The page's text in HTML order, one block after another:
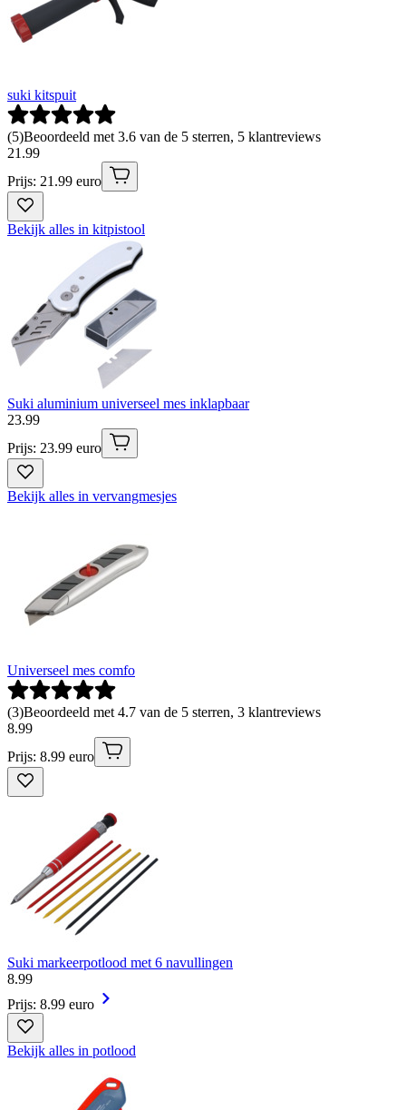
suki kitspuit
(5)Beoordeeld met 3.6 van de 5 sterren, 5 klantreviews
21 .99
Prijs: 21.99 euro
Bekijk alles in kitpistool
Suki aluminium universeel mes inklapbaar
23.99
Prijs: 23.99 euro
Bekijk alles in vervangmesjes
Universeel mes comfo
(3)Beoordeeld met 4.7 van de 5 sterren, 3 klantreviews
8.99
Prijs: 8.99 euro
Suki markeerpotlood met 6 navullingen
8.99
Prijs: 8.99 euro
Bekijk alles in potlood